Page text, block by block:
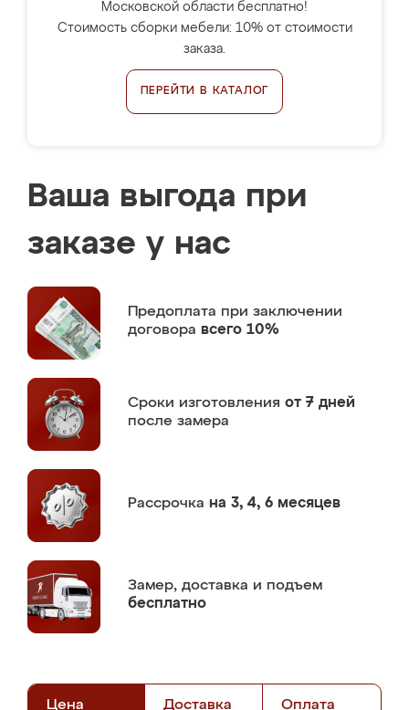
Московской области бесплатно!
Стоимость сборки мебели: 10% от стоимости
заказа.
ПЕРЕЙТИ В КАТАЛОГ
Ваша выгода при
заказе у нас
Предоплата при заключении
договора всего 10%
Сроки изготовления от 7 дней
после замера
Рассрочка на 3, 4, 6 месяцев
Замер, доставка и подъем
бесплатно
Цена Доставка Оплата